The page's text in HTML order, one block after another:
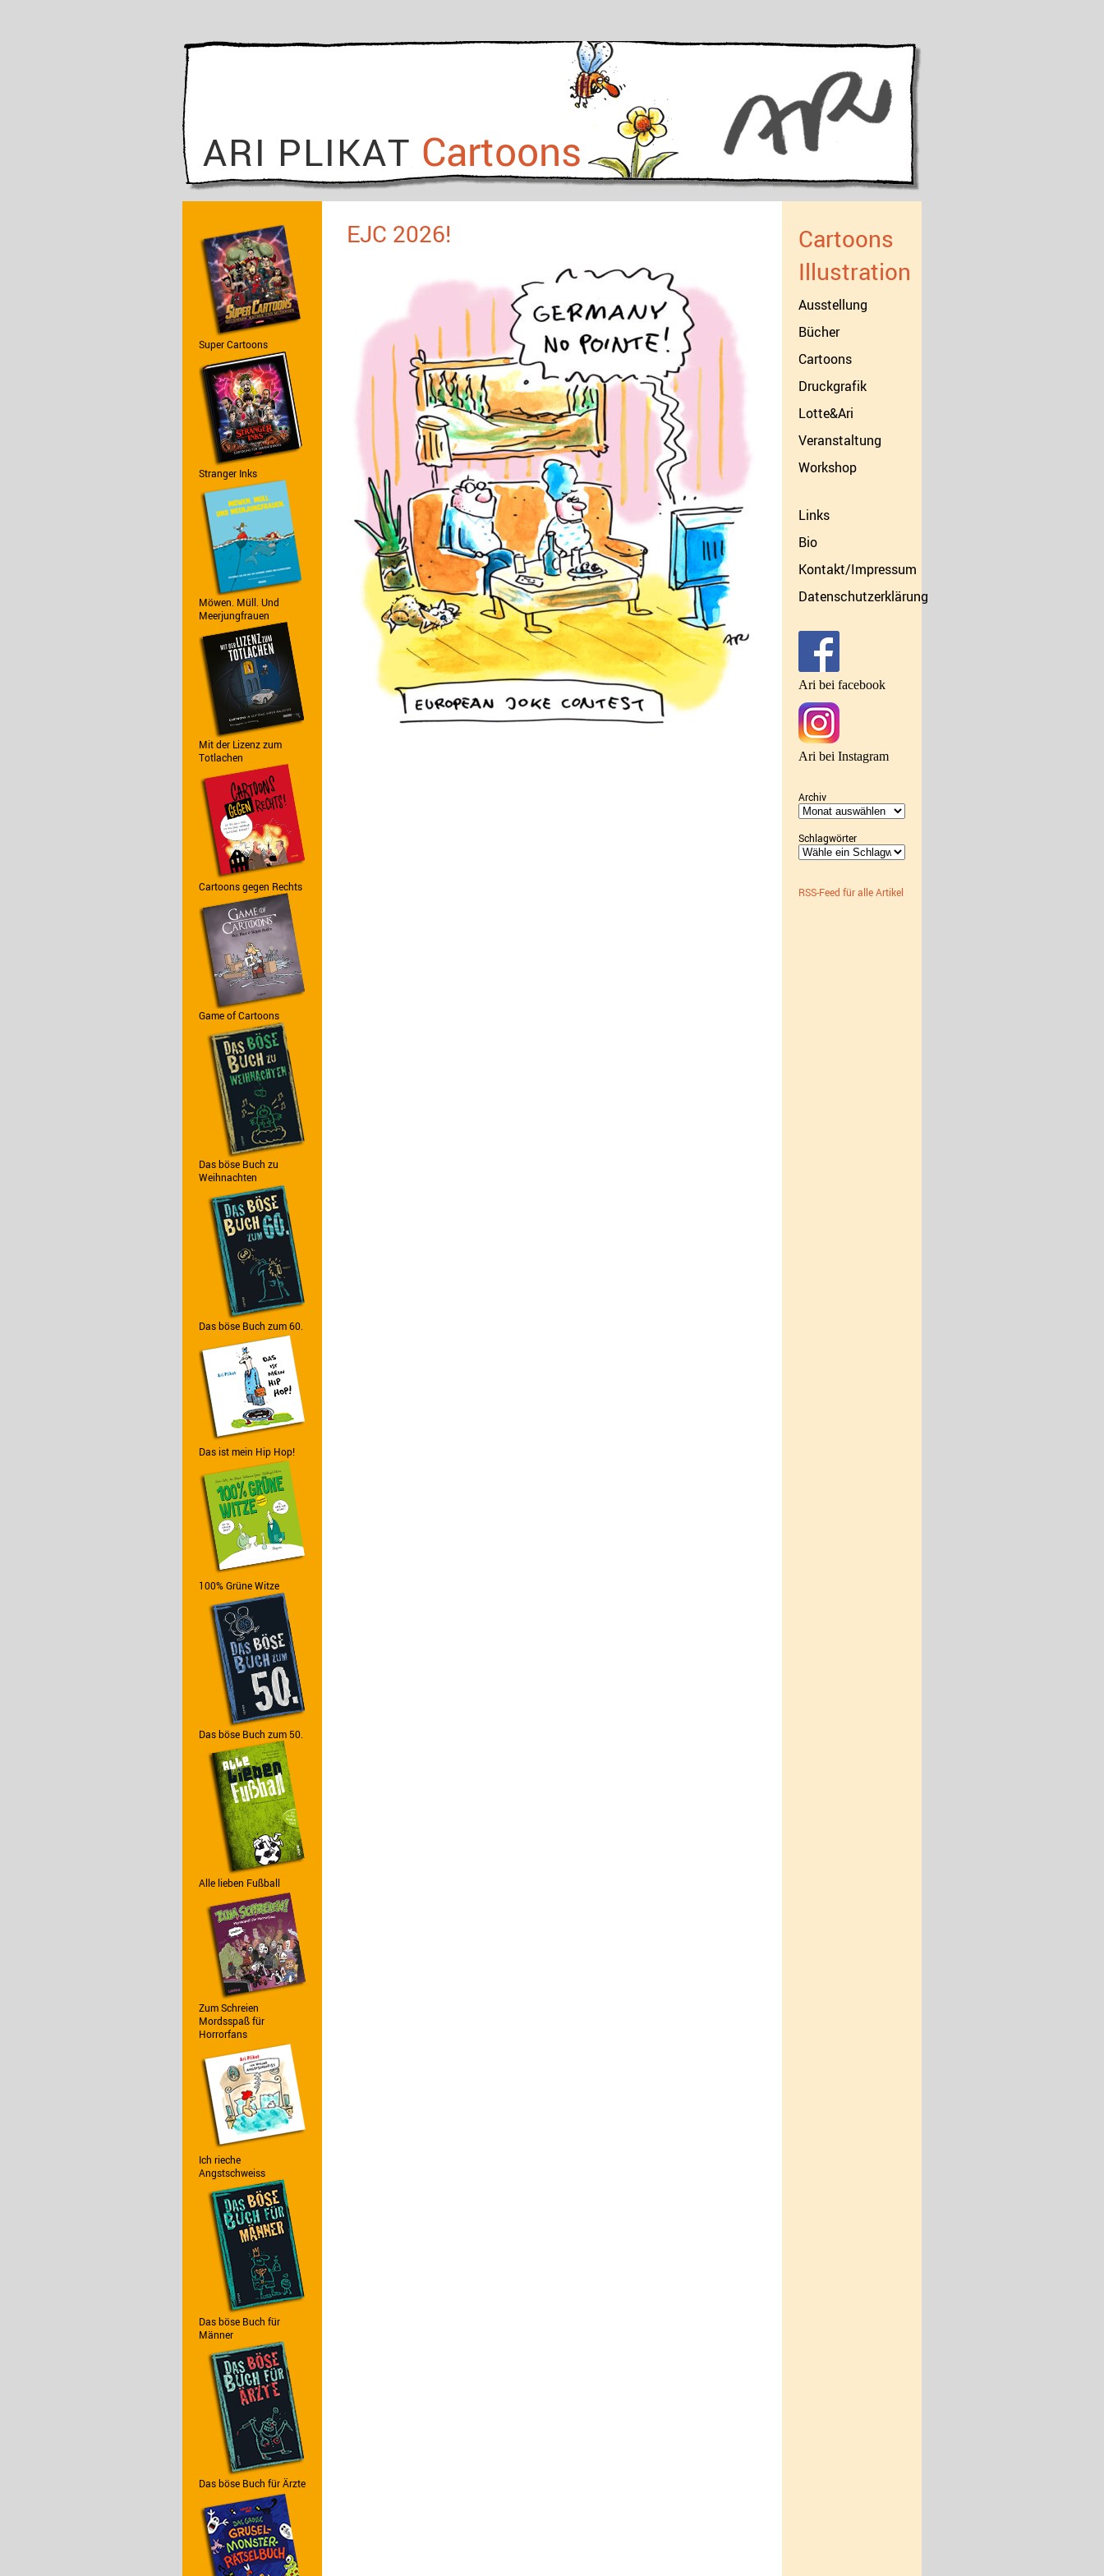
ARI PLIKAT Cartoons
Super Cartoons
Stranger Inks
Möwen. Müll. Und
Meerjungfrauen
Mit der Lizenz zum
Totlachen
Cartoons gegen Rechts
Game of Cartoons
Das böse Buch zu
Weihnachten
Das böse Buch zum 60.
Das ist mein Hip Hop!
100% Grüne Witze
Das böse Buch zum 50.
Alle lieben Fußball
Zum Schreien
Mordsspaß für
Horrorfans
Ich rieche
Angstschweiss
Das böse Buch für
Männer
Das böse Buch für Ärzte
EJC 2026!
Cartoons
Illustration
Ausstellung
Bücher
Cartoons
Druckgrafik
Lotte&Ari
Veranstaltung
Workshop
Links
Bio
Kontakt/Impressum
Datenschutzerklärung
Ari bei facebook
Ari bei Instagram
Archiv
Archiv
Schlagwörter
RSS-Feed für alle Artikel